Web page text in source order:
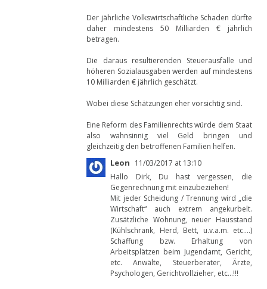
Der jährliche Volkswirtschaftliche Schaden dürfte
daher mindestens 50 Milliarden € jährlich
betragen.
Die daraus resultierenden Steuerausfälle und
höheren Sozialausgaben werden auf mindestens
10 Milliarden € jährlich geschätzt.
Wobei diese Schätzungen eher vorsichtig sind.
Eine Reform des Familienrechts würde dem Staat
also wahnsinnig viel Geld bringen und
gleichzeitig den betroffenen Familien helfen.
Leon 11/03/2017 at 13:10
Hallo Dirk, Du hast vergessen, die
Gegenrechnung mit einzubeziehen!
Mit jeder Scheidung / Trennung wird „die
Wirtschaft“ auch extrem angekurbelt.
Zusätzliche Wohnung, neuer Hausstand
(Kühlschrank, Herd, Bett, u.v.a.m. etc….)
Schaffung bzw. Erhaltung von
Arbeitsplätzen beim Jugendamt, Gericht,
etc. Anwälte, Steuerberater, Ärzte,
Psychologen, Gerichtvollzieher, etc…!!!